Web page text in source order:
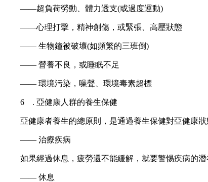
——超負荷勞動、體力透支(或過度運動)
——心理打擊，精神創傷，或緊張、高壓狀態
—— 生物鐘被破壞(如頻繁的三班倒)
—— 營養不良，或睡眠不足
—— 環境污染，噪聲、環境毒素超標
6 . 亞健康人群的養生保健
亞健康者養生的總原則，是通過養生保健對亞健康狀
—— 治療疾病
如果經過休息，疲勞還不能緩解，就要警惕疾病的潛
—— 休息